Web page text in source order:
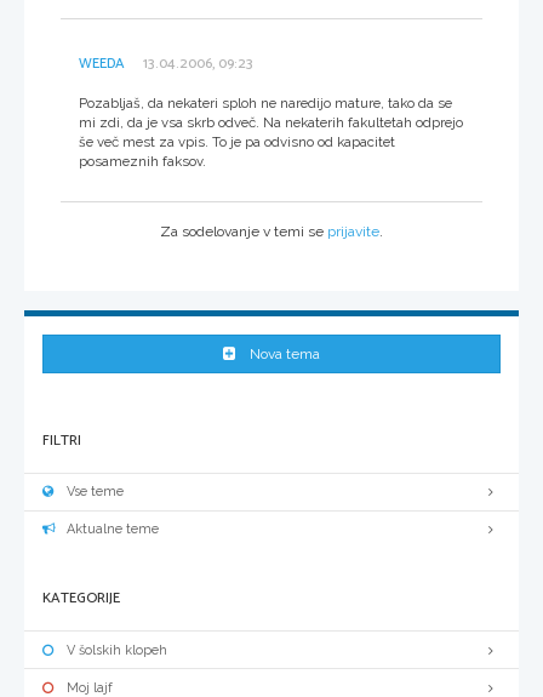
WEEDA 13.04.2006, 09:23
Pozabljaš, da nekateri sploh ne naredijo mature, tako da se
mi zdi, da je vsa skrb odveč. Na nekaterih fakultetah odprejo
še več mest za vpis. To je pa odvisno od kapacitet
posameznih faksov.
Za sodelovanje v temi se prijavite
Nova tema
FILTRI
Vse teme
Aktualne teme
KATEGORIJE
V šolskih klopeh
Moj lajf